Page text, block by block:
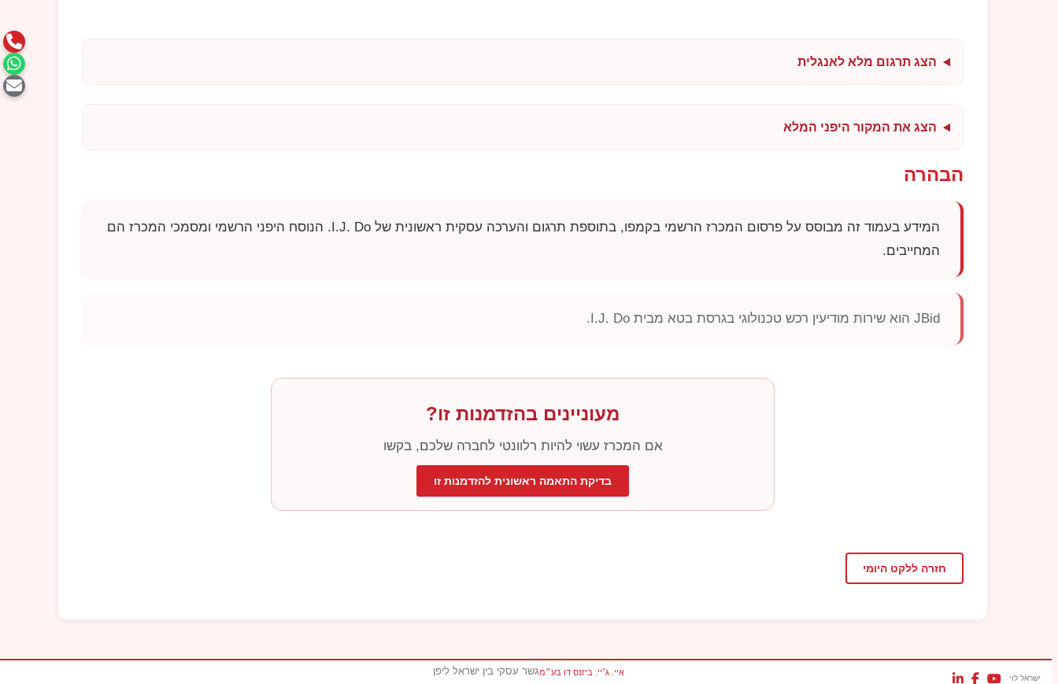
הצג תרגום מלא לאנגלית
הצג את המקור היפני המלא
הבהרה
המידע בעמוד זה מבוסס על פרסום המכרז הרשמי בקמפו, בתוספת תרגום והערכה עסקית ראשונית של I.J. Do . הנוסח היפני הרשמי ומסמכי המכרז הם
המחייבים.
JBid הוא שירות מודיעין רכש טכנולוגי בגרסת בטא מבית I.J. Do
.
מעוניינים בהזדמנות זו?
אם המכרז עשוי להיות רלוונטי לחברה שלכם, בקשו
בדיקת התאמה ראשונית להזדמנות זו
חזרה ללקט היומי
ישראל לוי
איי. ג׳יי. ביזנס דו בע״מגשר עסקי בין ישראל ליפן